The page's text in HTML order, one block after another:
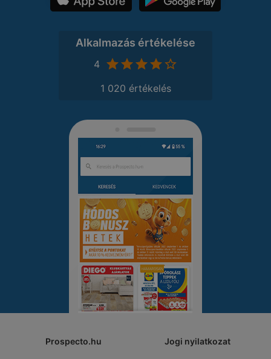
Alkalmazás értékelése
4
1 020 értékelés
Prospecto.hu Jogi nyilatkozat